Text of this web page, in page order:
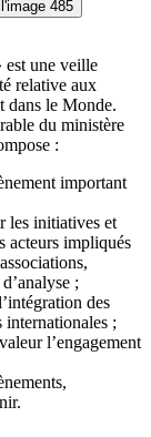
485
est une veille
relative aux
dans le Monde.
du ministère
:
important
les initiatives et
acteurs impliqués
;
des
internationales ;
l’engagement